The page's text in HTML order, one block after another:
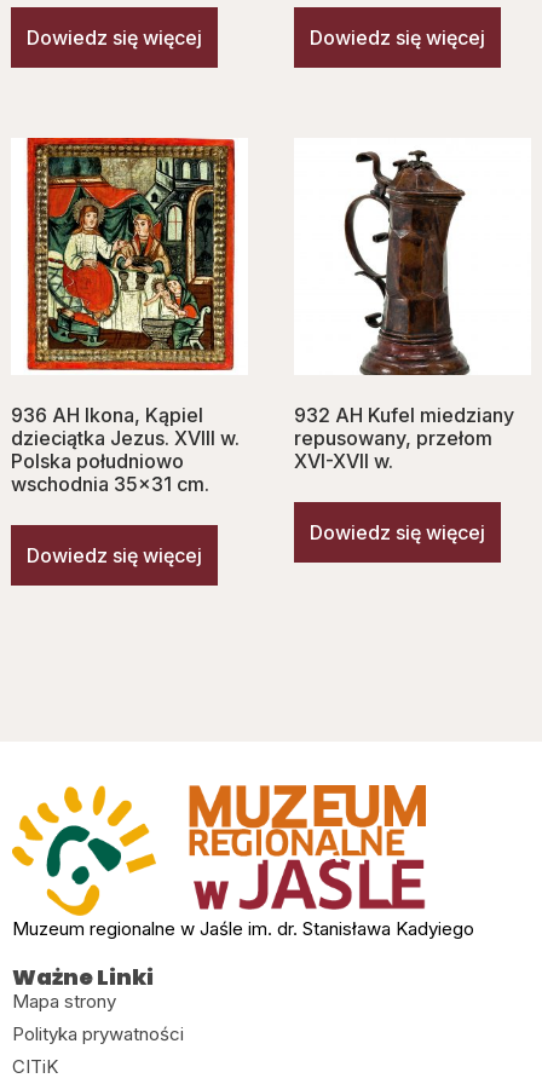
Dowiedz się więcej Dowiedz się więcej
936 AH Ikona, Kąpiel
dzieciątka Jezus. XVIII w.
Polska południowo
wschodnia 35×31 cm.
Dowiedz się więcej
932 AH Kufel miedziany
repusowany, przełom
XVI-XVII w.
Dowiedz się więcej
Muzeum regionalne w Jaśle im. dr. Stanisława Kadyiego
Ważne Linki
Mapa strony
Polityka prywatności
CITiK